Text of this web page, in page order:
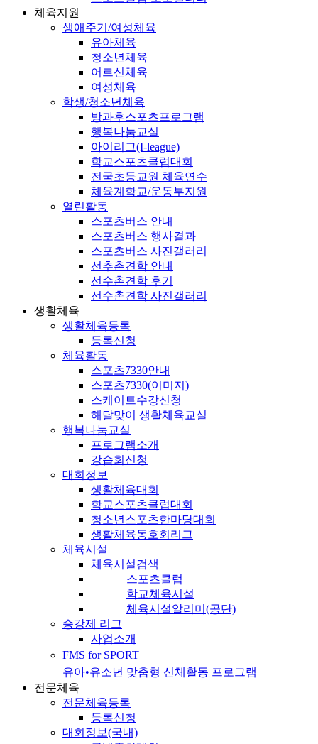
체육지원
생애주기/여성체육
유아체육
청소년체육
어르신체육
여성체육
학생/청소년체육
방과후스포츠프로그램
행복나눔교실
아이리그(I-league)
학교스포츠클럽대회
전국초등교원 체육연수
체육계학교/운동부지원
열린활동
스포츠버스 안내
스포츠버스 행사결과
스포츠버스 사진갤러리
선추촌견학 안내
선수촌견학 후기
선수촌견학 사진갤러리
생활체육
생활체육등록
등록신청
체육활동
스포츠7330안내
스포츠7330(이미지)
스케이트수강신청
해달맞이 생활체육교실
행복나눔교실
프로그램소개
강습회신청
대회정보
생활체육대회
학교스포츠클럽대회
청소년스포츠한마당대회
생활체육동호회리그
체육시설
체육시설검색
스포츠클럽
학교체육시설
체육시설알리미(공단)
승강제 리그
사업소개
FMS for SPORT
유아•유소년 맞춤형 신체활동 프로그램
전문체육
전문체육등록
등록신청
대회정보(국내)